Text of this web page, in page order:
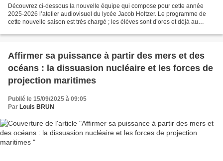
Découvrez ci-dessous la nouvelle équipe qui compose pour cette année
2025-2026 l’atelier audiovisuel du lycée Jacob Holtzer. Le programme de
cette nouvelle saison est très chargé ; les élèves sont d’ores et déjà au
Affirmer sa puissance à partir des mers et des
océans : la dissuasion nucléaire et les forces de
projection maritimes
Publié le 15/09/2025 à 09:05
Par Louis BRUN